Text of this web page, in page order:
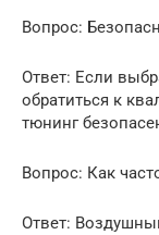
Вопрос:
Ответ: Если
обратиться к
тюнинг
Вопрос: Как
Ответ: